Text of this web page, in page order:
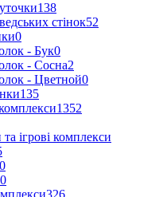
138
стінок52
0
- Бук0
- Сосна2
- Цветной0
135
1352
ігрові комплекси
326